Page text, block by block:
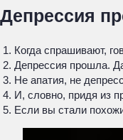
Депрессия
Когда спрашивают,
Депрессия прошла.
Не апатия, не
И, словно, придя из
Если вы стали